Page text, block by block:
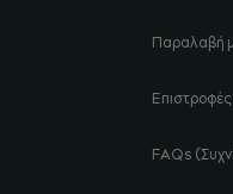
Παραλαβή
FAQs